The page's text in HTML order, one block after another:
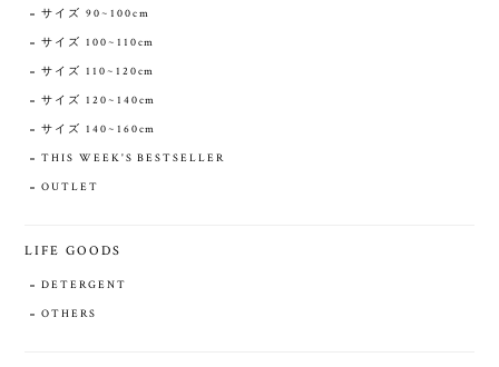
サイズ 90~100cm
サイズ 100~110cm
サイズ 110~120cm
サイズ 120~140cm
サイズ 140~160cm
THIS WEEK'S BESTSELLER
OUTLET
LIFE GOODS
DETERGENT
OTHERS